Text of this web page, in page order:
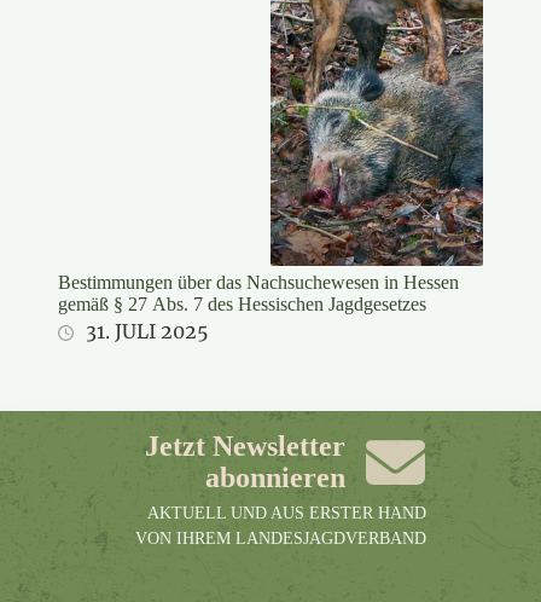
Bestimmungen über das Nachsuchewesen in Hessen
gemäß § 27 Abs. 7 des Hessischen Jagdgesetzes
31. JULI 2025
Jetzt Newsletter
abonnieren
AKTUELL UND AUS ERSTER HAND
VON IHREM LANDESJAGDVERBAND